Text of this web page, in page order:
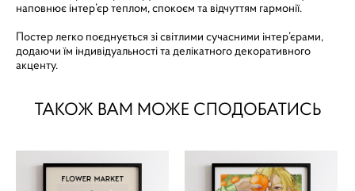
наповнює інтер’єр теплом, спокоєм та відчуттям гармонії.
Постер легко поєднується зі світлими сучасними інтер’єрами,
додаючи їм індивідуальності та делікатного декоративного
акценту.
ТАКОЖ ВАМ МОЖЕ СПОДОБАТИСЬ